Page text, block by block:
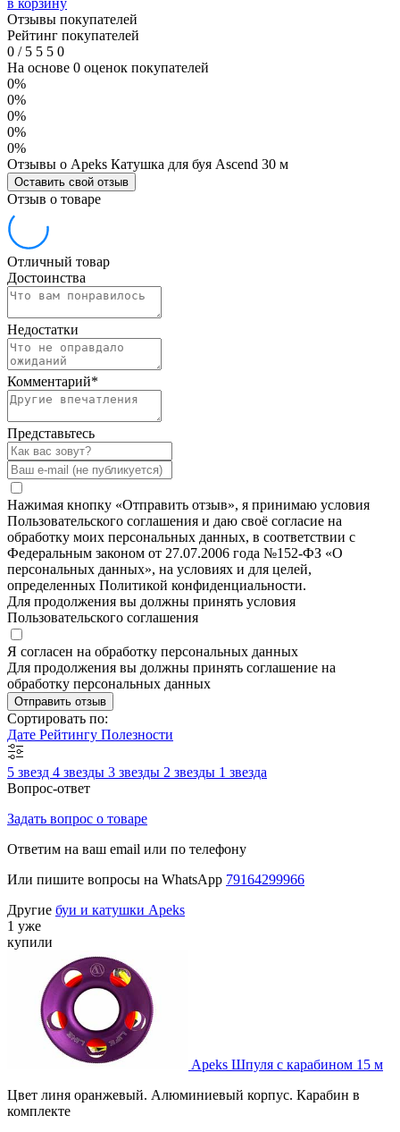
Отзывы покупателей
Рейтинг покупателей
0 /5 5 5 0
На основе 0 оценок покупателей
0%
0%
0%
0%
0%
Отзывы о Apeks Катушка для буя Ascend 30 м
Оставить свой отзыв
Отзыв о товаре
Отличный товар
Достоинства
Недостатки
Комментарий*
Представьтесь
Нажимая кнопку «Отправить отзыв», я принимаю условия
Пользовательского соглашения и даю своё согласие на
обработку моих персональных данных, в соответствии с
Федеральным законом от 27.07.2006 года №152-ФЗ «О
персональных данных», на условиях и для целей,
определенных Политикой конфиденциальности.
Для продолжения вы должны принять условия
Пользовательского соглашения
Я согласен на обработку персональных данных
Для продолжения вы должны принять соглашение на
обработку персональных данных
Отправить отзыв
Сортировать по:
Дате Рейтингу Полезности
5 звезд 4 звезды 3 звезды 2 звезды 1 звезда
Вопрос-ответ
Задать вопрос о товаре
Ответим на ваш email или по телефону
Или пишите вопросы на WhatsApp 79164299966
Другие буи и катушки Apeks
1 уже
купили
Apeks Шпуля с карабином 15 м
Цвет линя оранжевый. Алюминиевый корпус. Карабин в
комплекте